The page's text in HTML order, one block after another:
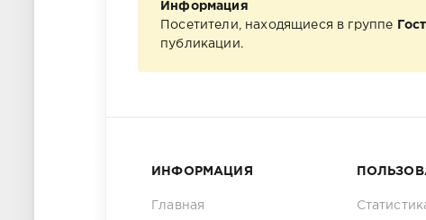
Информация
Посетители, находящиеся в группе
публикации.
ИНФОРМАЦИЯ
Главная